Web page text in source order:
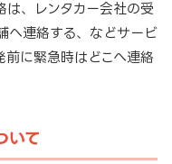
は、レンタカー会社の受
へ連絡する、などサービ
前に緊急時はどこへ連絡
いて